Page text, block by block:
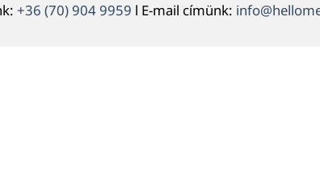
+36 (70) 904 9959 l E-mail címünk: